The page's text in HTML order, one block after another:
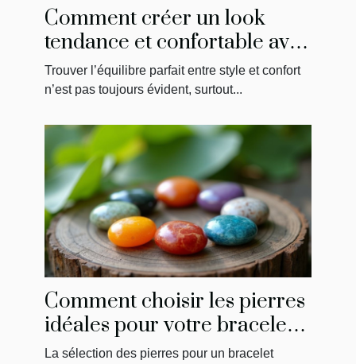
Comment créer un look
tendance et confortable avec
des conseils mode grande
taille ?
Trouver l’équilibre parfait entre style et confort
n’est pas toujours évident, surtout...
Comment choisir les pierres
idéales pour votre bracelet
chakras ?
La sélection des pierres pour un bracelet